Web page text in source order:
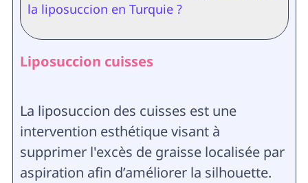
la liposuccion en Turquie ?
Liposuccion cuisses
La liposuccion des cuisses est une
intervention esthétique visant à
supprimer l'excès de graisse localisée par
aspiration afin d’améliorer la silhouette.